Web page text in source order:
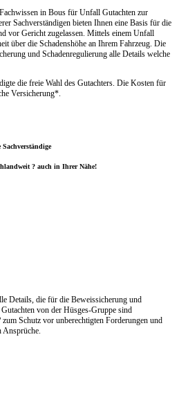
in Bous für Unfall Gutachten zur
Sachverständigen bieten Ihnen eine Basis für die
vor Gericht zugelassen. Mittels einem Unfall
über die Schadenshöhe an Ihrem Fahrzeug. Die
und Schadenregulierung alle Details welche
die freie Wahl des Gutachters. Die Kosten für
Versicherung*.
? auch in Ihrer Nähe!
Details, die für die Beweissicherung und
von der Hüsges-Gruppe sind
zum Schutz vor unberechtigten Forderungen und